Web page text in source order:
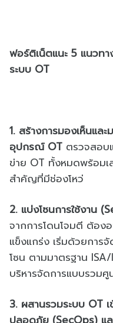
ฟอร์ติเน็ตแนะ 5 แนวท
ระบบ OT
1. สร้างการมองเห็นแล
อุปกรณ์ OT ตรวจสอบ
ข่าย OT ทั้งหมดพร้อม
สำคัญที่มีช่องโหว่
2. แบ่งโซนการใช้งาน
จากการโดนโจมตี ต้อ
แข็งแกร่ง เริ่มด้วยการจั
โซน ตามมาตรฐาน
บริหารจัดการแบบรวมศู
3. ผสานรวมระบบ OT